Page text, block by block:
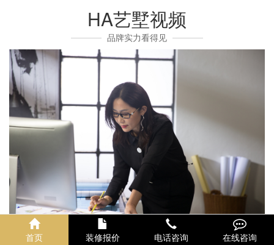
HA艺墅视频
品牌实力看得见
首页 装修报价 电话咨询 在线咨询